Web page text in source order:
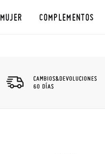
MUJER COMPLEMENTOS
CAMBIOS&DEVOLUCIONES
60 DÍAS